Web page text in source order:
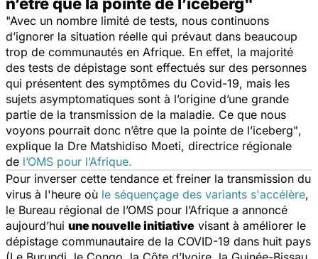
"Avec un nombre limité de tests, nous continuons
d’ignorer la situation réelle qui prévaut dans beaucoup
trop de communautés en Afrique. En effet, la majorité
des tests de dépistage sont effectués sur des personnes
qui présentent des symptômes du Covid-19, mais les
sujets asymptomatiques sont à l’origine d’une grande
partie de la transmission de la maladie. Ce que nous
voyons pourrait donc n’être que la pointe de l’iceberg",
explique la Dre Matshidiso Moeti, directrice régionale
de l’OMS pour l’Afrique.
Pour inverser cette tendance et freiner la transmission du
virus à l'heure où le séquençage des variants s'accélère,
le Bureau régional de l’OMS pour l’Afrique a annoncé
aujourd’hui une nouvelle initiative visant à améliorer le
dépistage communautaire de la COVID-19 dans huit pays